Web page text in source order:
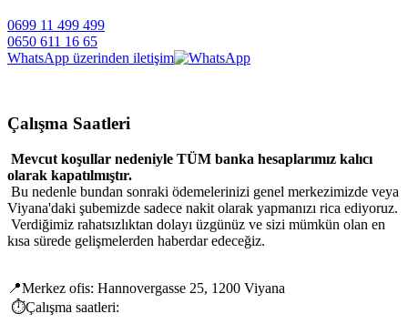
0699 11 499 499
0650 611 16 65
WhatsApp üzerinden iletişim
Çalışma Saatleri
Mevcut koşullar nedeniyle TÜM banka hesaplarımız kalıcı
olarak kapatılmıştır.
Bu nedenle bundan sonraki ödemelerinizi genel merkezimizde veya
Viyana'daki şubemizde sadece nakit olarak yapmanızı rica ediyoruz.
Verdiğimiz rahatsızlıktan dolayı üzgünüz ve sizi mümkün olan en
kısa sürede gelişmelerden haberdar edeceğiz.
📍Merkez ofis: Hannovergasse 25, 1200 Viyana
⏱️Çalışma saatleri: